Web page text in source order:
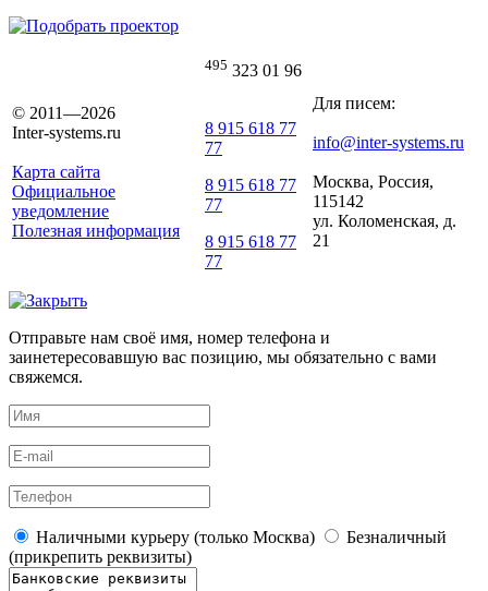
© 2011—2026
Inter-systems.ru
Карта сайта
Официальное
уведомление
Полезная информация
495 323 01 96
8 915 618 77
77
8 915 618 77
77
8 915 618 77
77
Для писем:
info@inter-systems.ru
Москва, Россия,
115142
ул. Коломенская, д.
21
Отправьте нам своё имя, номер телефона и
заинетересовавшую вас позицию, мы обязательно с вами
свяжемся.
Наличными курьеру (только Москва)
Безналичный
(прикрепить реквизиты)